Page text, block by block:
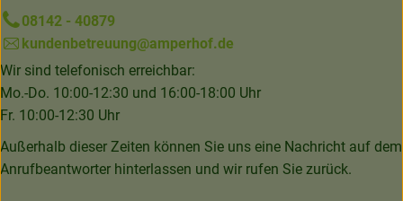
08142 - 40879
kundenbetreuung@amperhof.de
Wir sind telefonisch erreichbar:
Mo.-Do. 10:00-12:30 und 16:00-18:00 Uhr
Fr. 10:00-12:30 Uhr
Außerhalb dieser Zeiten können Sie uns eine Nachricht auf dem
Anrufbeantworter hinterlassen und wir rufen Sie zurück.